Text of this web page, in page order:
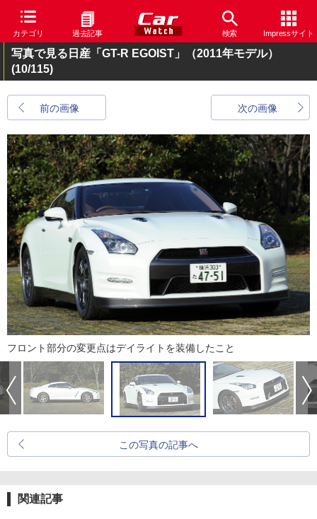
カテゴリ 過去記事 検索 Impressサイト
写真で見る日産「GT-R EGOIST」（2011年モデル）
(10/115)
前の画像 次の画像
フロント部分の変更点はデイライトを装備したこと
この写真の記事へ
関連記事